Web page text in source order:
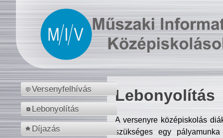
Versenyfelhívás
Lebonyolítás
Díjazás
Lebonyolítás
A versenyre középiskolás
szükséges egy